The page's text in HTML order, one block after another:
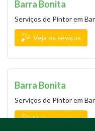
Barra Bonita
Serviços de Pintor em
Veja os seviços
Barra Bonita
Serviços de Pintor em
Veja os seviços